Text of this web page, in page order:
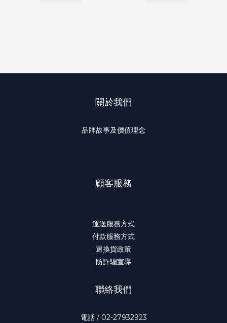
關於我們
品牌故事及價值理念
顧客服務
運送服務方式
付款服務方式
退換貨政策
防詐騙宣導
聯絡我們
電話 / 02-27932923